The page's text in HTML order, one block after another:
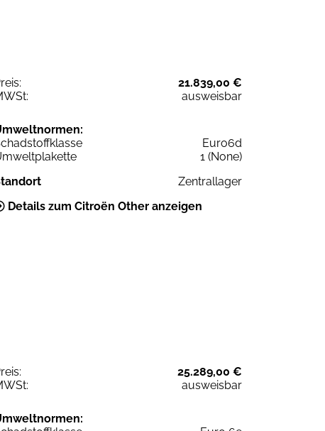
21.839,00 €
ausweisbar
Euro6d
1 (None)
Zentrallager
Details zum Citroën Other anzeigen
25.289,00 €
ausweisbar